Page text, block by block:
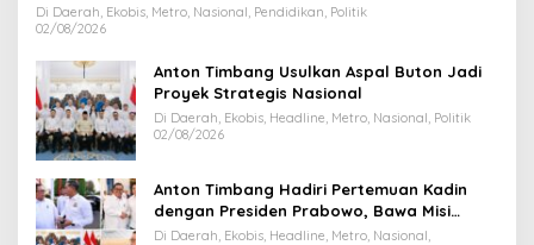
Di Daerah, Ekobis, Metro, Nasional, Pendidikan, Politik
02/08/2026
Anton Timbang Usulkan Aspal Buton Jadi
Proyek Strategis Nasional
Di Daerah, Ekobis, Headline, Metro, Nasional, Politik
02/08/2026
Anton Timbang Hadiri Pertemuan Kadin
dengan Presiden Prabowo, Bawa Misi
Majukan Ekonomi Sultra
Di Daerah, Ekobis, Headline, Metro, Nasional,